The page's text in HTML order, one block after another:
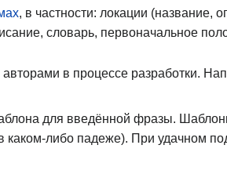
, в частности: локации (название,
словарь, первоначальное
авторами в процессе разработки.
для введённой фразы.
либо падеже). При удачном